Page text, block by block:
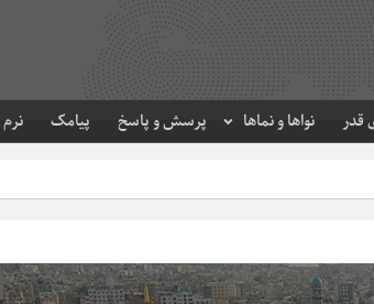
نواها و نماها پرسش و پاسخ پیامک
حرم مطهر